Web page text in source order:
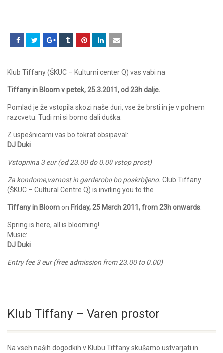
Klub Tiffany (ŠKUC – Kulturni center Q) vas vabi na
Tiffany in Bloom v petek, 25.3.2011, od 23h dalje.
Pomlad je že vstopila skozi naše duri, vse že brsti in je v polnem
razcvetu. Tudi mi si bomo dali duška.
Z uspešnicami vas bo tokrat obsipaval:
DJ Duki
Vstopnina 3 eur (od 23.00 do 0.00 vstop prost)
Za kondome,varnost in garderobo bo poskrbljeno. Club Tiffany
(ŠKUC – Cultural Centre Q) is inviting you to the
Tiffany in Bloomon Friday, 25 March 2011,from 23h onwards
Spring is here, all is blooming!
Music:
DJ Duki
Entry fee 3 eur (free admission from 23.00 to 0.00)
Klub Tiffany – Varen prostor
Na vseh naših dogodkih v Klubu Tiffany skušamo ustvarjati in